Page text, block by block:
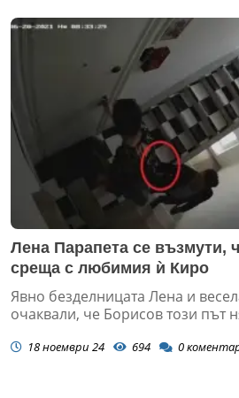
Лена Парапета се възмути,
среща с любимия ѝ Киро
Явно безделницата Лена и
очаквали, че Борисов този път
18 ноември 24 694 0